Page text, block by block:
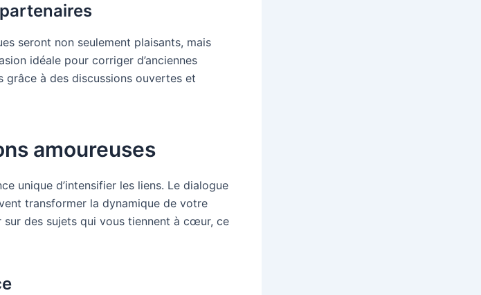
seront non seulement plaisants, mais
idéale pour corriger d’anciennes
grâce à des discussions ouvertes et
amoureuses
unique d’intensifier les liens. Le dialogue
transformer la dynamique de votre
sur des sujets qui vous tiennent à cœur, ce